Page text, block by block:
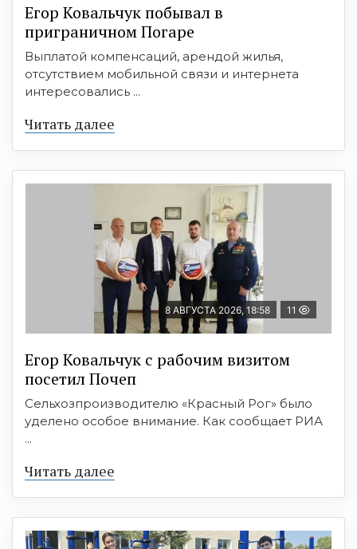
Егор Ковальчук побывал в
приграничном Погаре
Выплатой компенсаций, арендой жилья,
отсутствием мобильной связи и интернета
интересовались ...
Читать далее
8 АВГУСТА 2026, 18:58 11
Егор Ковальчук с рабочим визитом
посетил Почеп
Сельхозпроизводителю «Красный Рог» было
уделено особое внимание. Как сообщает РИА
...
Читать далее